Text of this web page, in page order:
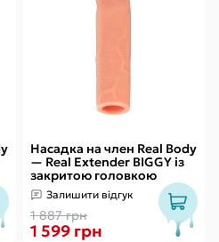
Насадка на член Real Body
— Real Extender BIGGY із
закритою головкою
Залишити відгук
1 887 грн
1 599 грн